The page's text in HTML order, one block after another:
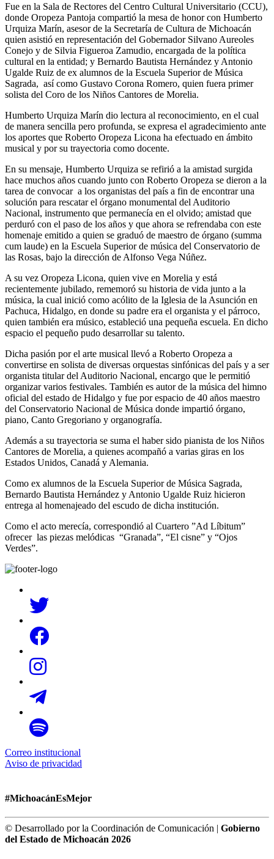
Fue en la Sala de Rectores del Centro Cultural Universitario (CCU),
donde Oropeza Pantoja compartió la mesa de honor con Humberto
Urquiza Marín, asesor de la Secretaría de Cultura de Michoacán
quien asistió en representación del Gobernador Silvano Aureoles
Conejo y de Silvia Figueroa Zamudio, encargada de la política
cultural en la entidad; y Bernardo Bautista Hernández y Antonio
Ugalde Ruiz de ex alumnos de la Escuela Superior de Música
Sagrada, así como Gustavo Corona Romero, quien fuera primer
solista del Coro de los Niños Cantores de Morelia.
Humberto Urquiza Marín dio lectura al reconocimiento, en el cual
de manera sencilla pero profunda, se expresa el agradecimiento ante
los aportes que Roberto Oropeza Licona ha efectuado en ámbito
musical y por su trayectoria como docente.
En su mensaje, Humberto Urquiza se refirió a la amistad surgida
hace muchos años cuando junto con Roberto Oropeza se dieron a la
tarea de convocar a los organistas del país a fin de encontrar una
solución para rescatar el órgano monumental del Auditorio
Nacional, instrumento que permanecía en el olvido; amistad que
perduró con el paso de los años y que ahora se refrendaba con este
homenaje emitido a quien se graduó de maestro de órgano (summa
cum laude) en la Escuela Superior de música del Conservatorio de
las Rosas, bajo la dirección de Alfonso Vega Núñez.
A su vez Oropeza Licona, quien vive en Morelia y está
recientemente jubilado, rememoró su historia de vida junto a la
música, la cual inició como acólito de la Iglesia de la Asunción en
Pachuca, Hidalgo, en donde su padre era el organista y el párroco,
quien también era músico, estableció una pequeña escuela. En dicho
espacio el pequeño pudo desarrollar su talento.
Dicha pasión por el arte musical llevó a Roberto Oropeza a
convertirse en solista de diversas orquestas sinfónicas del país y a ser
organista titular del Auditorio Nacional, encargo que le permitió
organizar varios festivales. También es autor de la música del himno
oficial del estado de Hidalgo y fue por espacio de 40 años maestro
del Conservatorio Nacional de Música donde impartió órgano,
piano, Canto Gregoriano y organografía.
Además a su trayectoria se suma el haber sido pianista de los Niños
Cantores de Morelia, a quienes acompañó a varias giras en los
Estados Unidos, Canadá y Alemania.
Como ex alumnos de la Escuela Superior de Música Sagrada,
Bernardo Bautista Hernández y Antonio Ugalde Ruiz hicieron
entrega al homenajeado del escudo de dicha institución.
Como el acto merecía, correspondió al Cuartero ”Ad Líbitum”
ofrecer las piezas melódicas “Granada”, “El cisne” y “Ojos
Verdes”.
Correo institucional
Aviso de privacidad
#MichoacánEsMejor
© Desarrollado por la Coordinación de Comunicación | Gobierno
del Estado de Michoacán 2026